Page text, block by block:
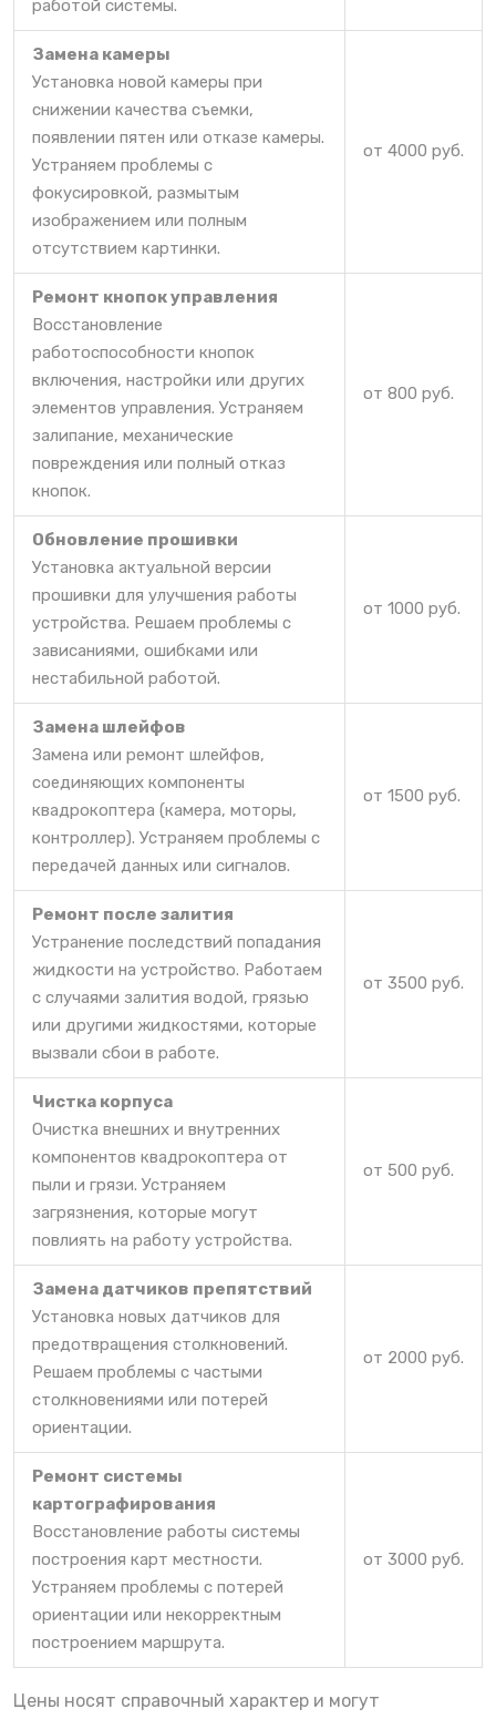
работой системы.
Замена камеры
Установка новой камеры при
снижении качества съемки,
появлении пятен или отказе камеры.
Устраняем проблемы с
фокусировкой, размытым
изображением или полным
отсутствием картинки.
от 4000 руб.
Ремонт кнопок управления
Восстановление
работоспособности кнопок
включения, настройки или других
элементов управления. Устраняем
залипание, механические
повреждения или полный отказ
кнопок.
от 800 руб.
Обновление прошивки
Установка актуальной версии
прошивки для улучшения работы
устройства. Решаем проблемы с
зависаниями, ошибками или
нестабильной работой.
от 1000 руб.
Замена шлейфов
Замена или ремонт шлейфов,
соединяющих компоненты
квадрокоптера (камера, моторы,
контроллер). Устраняем проблемы с
передачей данных или сигналов.
от 1500 руб.
Ремонт после залития
Устранение последствий попадания
жидкости на устройство. Работаем
с случаями залития водой, грязью
или другими жидкостями, которые
вызвали сбои в работе.
от 3500 руб.
Чистка корпуса
Очистка внешних и внутренних
компонентов квадрокоптера от
пыли и грязи. Устраняем
загрязнения, которые могут
повлиять на работу устройства.
от 500 руб.
Замена датчиков препятствий
Установка новых датчиков для
предотвращения столкновений.
Решаем проблемы с частыми
столкновениями или потерей
ориентации.
от 2000 руб.
Ремонт системы
картографирования
Восстановление работы системы
построения карт местности.
Устраняем проблемы с потерей
ориентации или некорректным
построением маршрута.
от 3000 руб.
Цены носят справочный характер и могут